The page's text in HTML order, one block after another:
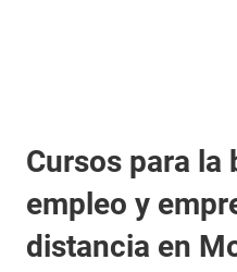
Cursos para la
empleo y
distancia en